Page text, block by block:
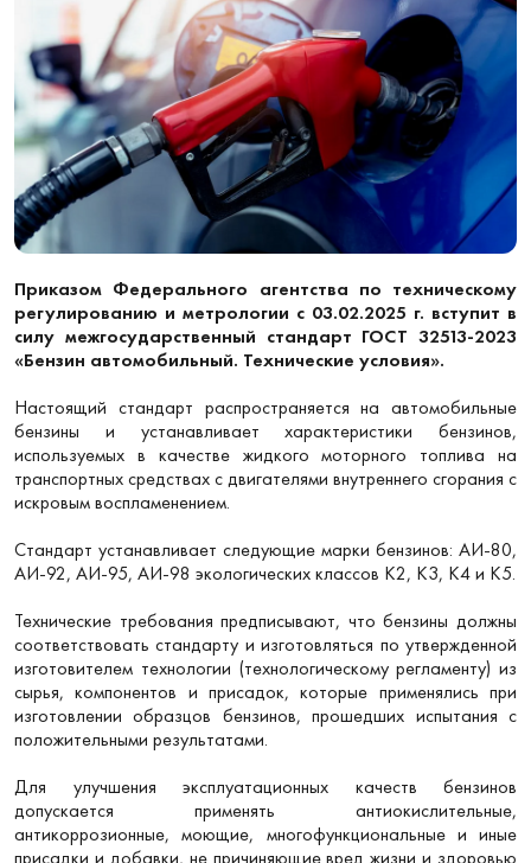
Приказом Федерального агентства по техническому
регулированию и метрологии с 03.02.2025 г. вступит в
силу межгосударственный стандарт ГОСТ 32513-2023
«Бензин автомобильный. Технические условия».
Настоящий стандарт распространяется на автомобильные
бензины и устанавливает характеристики бензинов,
используемых в качестве жидкого моторного топлива на
транспортных средствах с двигателями внутреннего сгорания с
искровым воспламенением.
Стандарт устанавливает следующие марки бензинов: АИ-80,
АИ-92, АИ-95, АИ-98 экологических классов К2, К3, К4 и К5.
Технические требования предписывают, что бензины должны
соответствовать стандарту и изготовляться по утвержденной
изготовителем технологии (технологическому регламенту) из
сырья, компонентов и присадок, которые применялись при
изготовлении образцов бензинов, прошедших испытания с
положительными результатами.
Для улучшения эксплуатационных качеств бензинов
допускается применять антиокислительные,
антикоррозионные, моющие, многофункциональные и иные
присадки и добавки, не причиняющие вред жизни и здоровью